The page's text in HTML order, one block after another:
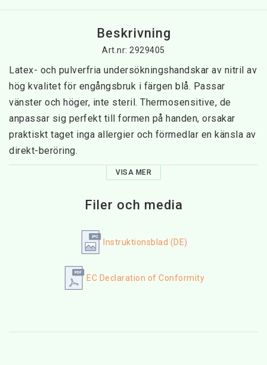
Beskrivning
Art.nr: 2929405
Latex- och pulverfria undersökningshandskar av nitril av
hög kvalitet för engångsbruk i färgen blå. Passar
vänster och höger, inte steril. Thermosensitive, de
anpassar sig perfekt till formen på handen, orsakar
praktiskt taget inga allergier och förmedlar en känsla av
direkt-beröring.
VISA MER
Filer och media
Instruktionsblad (DE)
EC Declaration of Conformity